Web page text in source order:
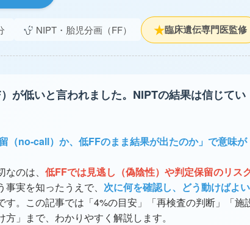
NIPT・胎児分画（FF） ★臨床遺伝専門医監修
が低いと言われました。NIPTの結果は信じてい
（no-call）か、低FFのまま結果が出たのか」で意味が
のは、 低FFでは見逃し（偽陰性）や判定保留のリス
事実を知ったうえで、 次に何を確認し、どう動けばよい
す。この記事では「4%の目安」「再検査の判断」「施
」まで、わかりやすく解説します。